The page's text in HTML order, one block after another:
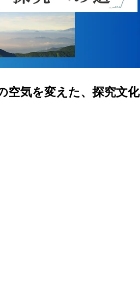
空気を変えた、探究文化